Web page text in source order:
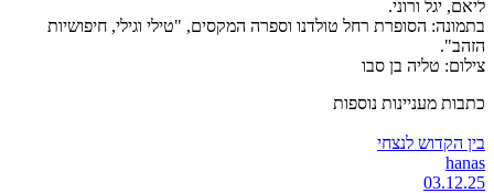
ליאם, יגל ורוני.
בתמונה: הסופרת רחל טולדנו וספרה המקסים, "טילי וגילי, חיפושיות
הזהב".
צילום: טליה בן סבו
כתבות מעניינות נוספות
בין הקדוש לנצחי
hanas
03.12.25